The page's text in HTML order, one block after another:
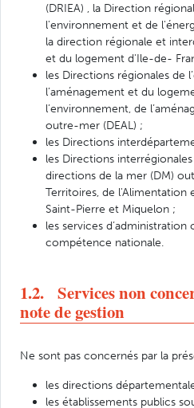
(DRIEA) , la Direction
l'environnement et de
la direction régionale et
et du logement d'Ile-de-
les Directions régionales de
l’aménagement et du
l’environnement, de
outre-mer (DEAL) ;
les Directions
les Directions
directions de la mer (DM)
Territoires, de l'Alimentation
Saint-Pierre et Miquelon ;
les services
compétence nationale.
1.2. Services non
note de gestion
Ne sont pas concernés par la
les directions
les établissements publics